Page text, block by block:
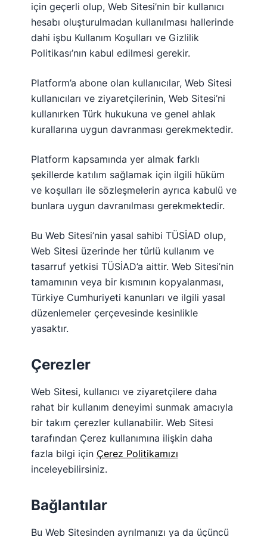
için geçerli olup, Web Sitesi’nin bir kullanıcı
hesabı oluşturulmadan kullanılması hallerinde
dahi işbu Kullanım Koşulları ve Gizlilik
Politikası’nın kabul edilmesi gerekir.
Platform’a abone olan kullanıcılar, Web Sitesi
kullanıcıları ve ziyaretçilerinin, Web Sitesi’ni
kullanırken Türk hukukuna ve genel ahlak
kurallarına uygun davranması gerekmektedir.
Platform kapsamında yer almak farklı
şekillerde katılım sağlamak için ilgili hüküm
ve koşulları ile sözleşmelerin ayrıca kabulü ve
bunlara uygun davranılması gerekmektedir.
Bu Web Sitesi’nin yasal sahibi TÜSİAD olup,
Web Sitesi üzerinde her türlü kullanım ve
tasarruf yetkisi TÜSİAD’a aittir. Web Sitesi’nin
tamamının veya bir kısmının kopyalanması,
Türkiye Cumhuriyeti kanunları ve ilgili yasal
düzenlemeler çerçevesinde kesinlikle
yasaktır.
Çerezler
Web Sitesi, kullanıcı ve ziyaretçilere daha
rahat bir kullanım deneyimi sunmak amacıyla
bir takım çerezler kullanabilir. Web Sitesi
tarafından Çerez kullanımına ilişkin daha
fazla bilgi için Çerez Politikamızı
inceleyebilirsiniz.
Bağlantılar
Bu Web Sitesinden ayrılmanızı ya da üçüncü